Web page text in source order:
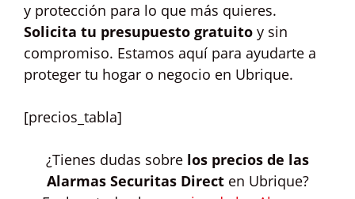
y protección para lo que más quieres.
Solicita tu presupuesto gratuito y sin
compromiso. Estamos aquí para ayudarte a
proteger tu hogar o negocio en Ubrique.
[precios_tabla]
¿Tienes dudas sobre los precios de las
Alarmas Securitas Directen Ubrique?